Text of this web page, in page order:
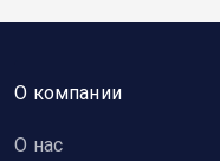
О компании
О нас